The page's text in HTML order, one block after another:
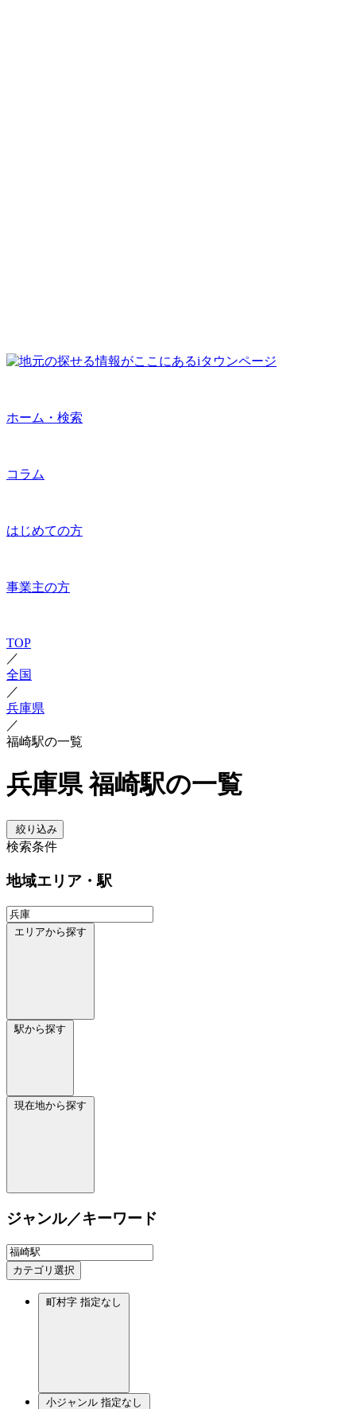
ホーム・検索
コラム
はじめての方
事業主の方
TOP
／
全国
／
兵庫県
／
福崎駅の一覧
兵庫県 福崎駅の一覧
絞り込み
検索条件
地域エリア・駅
エリアから探す
駅から探す
現在地から探す
ジャンル／キーワード
カテゴリ選択
町村字 指定なし
小ジャンル 指定なし